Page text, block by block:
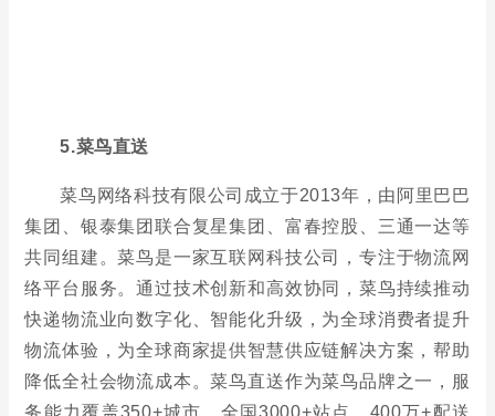
降低全社会物流成本。菜鸟直送作为菜鸟品牌之一，服
务能力覆盖350+城市，全国3000+站点，400万+配送
员运力池，构建立体化同城配送网络。
五、即时配送行业发展前景
1.城市化、新消费成为行业发展的助推剂
城市化持续发展为即时配送提供了广阔的市场空